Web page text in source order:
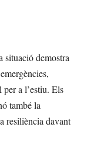
situació demostra
a l’estiu. Els
també la
resiliència davant